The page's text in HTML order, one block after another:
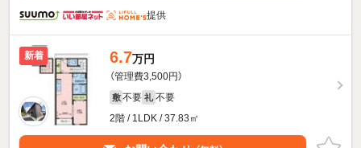
提供
新着 6.7万円
（管理費3,500円）
敷 不要 礼 不要
2階 / 1LDK / 37.83㎡